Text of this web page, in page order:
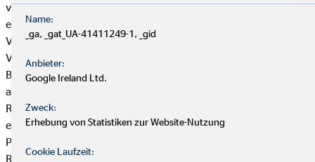
von über zehn Prozent an den Stimmrechten oder am Kapital
eines Versicherungsunternehmens noch besitzen
Versicherungsunternehmen oder Mutterunternehmen von
Versicherungsunternehmen eine direkte oder indirekte
Beteiligung von über zehn Prozent an den Stimmrechten oder
am Kapital von Rainer Sieß.
Rainer Sieß nimmt keine Kundengelder entgegen.Zahlungen
erfolgen direkt von den Kunden an die jeweiligen
Produktgeber.
Rainer Sieß erhält von den Partnergesellschaften für die
Name:
_ga, _gat_UA-41411249-1, _gid
Anbieter:
Google Ireland Ltd.
Zweck:
Erhebung von Statistiken zur Website-Nutzung
Cookie Laufzeit: